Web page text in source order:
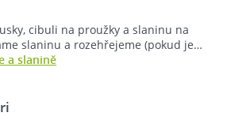
cibuli na proužky a slaninu na
slaninu a rozehřejeme (pokud je…
a slanině